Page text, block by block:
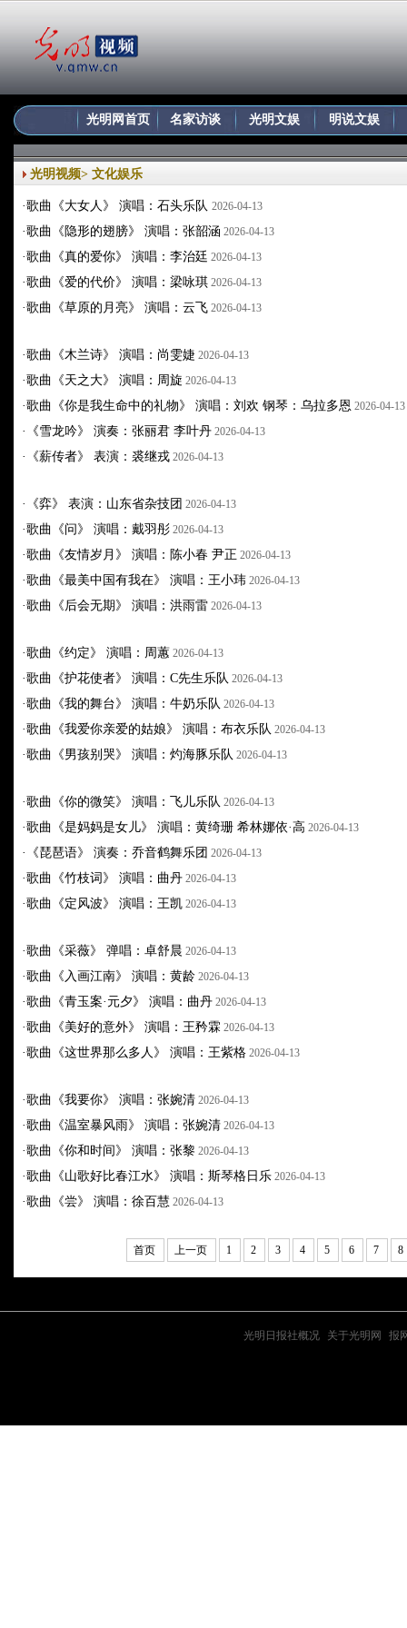
光明网首页 名家访谈 光明文娱 明说文娱
光明视频> 文化娱乐
·歌曲《大女人》 演唱：石头乐队 2026-04-13
·歌曲《隐形的翅膀》 演唱：张韶涵 2026-04-13
·歌曲《真的爱你》 演唱：李治廷 2026-04-13
·歌曲《爱的代价》 演唱：梁咏琪 2026-04-13
·歌曲《草原的月亮》 演唱：云飞 2026-04-13
·歌曲《木兰诗》 演唱：尚雯婕 2026-04-13
·歌曲《天之大》 演唱：周旋 2026-04-13
·歌曲《你是我生命中的礼物》 演唱：刘欢 钢琴：乌拉多恩 2026-04-13
· 《雪龙吟》 演奏：张丽君 李叶丹 2026-04-13
· 《薪传者》 表演：裘继戎 2026-04-13
· 《弈》 表演：山东省杂技团 2026-04-13
·歌曲《问》 演唱：戴羽彤 2026-04-13
·歌曲《友情岁月》 演唱：陈小春 尹正 2026-04-13
·歌曲《最美中国有我在》 演唱：王小玮 2026-04-13
·歌曲《后会无期》 演唱：洪雨雷 2026-04-13
·歌曲《约定》 演唱：周蕙 2026-04-13
·歌曲《护花使者》 演唱：C先生乐队 2026-04-13
·歌曲《我的舞台》 演唱：牛奶乐队 2026-04-13
·歌曲《我爱你亲爱的姑娘》 演唱：布衣乐队 2026-04-13
·歌曲《男孩别哭》 演唱：灼海豚乐队 2026-04-13
·歌曲《你的微笑》 演唱：飞儿乐队 2026-04-13
·歌曲《是妈妈是女儿》 演唱：黄绮珊 希林娜依·高 2026-04-13
· 《琵琶语》 演奏：乔音鹤舞乐团 2026-04-13
·歌曲《竹枝词》 演唱：曲丹 2026-04-13
·歌曲《定风波》 演唱：王凯 2026-04-13
·歌曲《采薇》 弹唱：卓舒晨 2026-04-13
·歌曲《入画江南》 演唱：黄龄 2026-04-13
·歌曲《青玉案·元夕》 演唱：曲丹 2026-04-13
·歌曲《美好的意外》 演唱：王矜霖 2026-04-13
·歌曲《这世界那么多人》 演唱：王紫格 2026-04-13
·歌曲《我要你》 演唱：张婉清 2026-04-13
·歌曲《温室暴风雨》 演唱：张婉清 2026-04-13
·歌曲《你和时间》 演唱：张黎 2026-04-13
·歌曲《山歌好比春江水》 演唱：斯琴格日乐 2026-04-13
·歌曲《尝》 演唱：徐百慧 2026-04-13
首页 上一页 1 2 3 4 5 6 7 8
光明日报社概况 关于光明网 报